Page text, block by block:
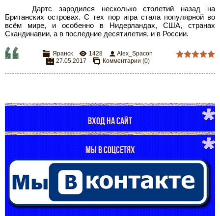
Дартс зародился несколько столетий назад на
Британских островах. С тех пор игра стала популярной во
всём мире, и особенно в Нидерландах, США, странах
Скандинавии, а в последние десятилетия, и в России.
Яранск 1428
Alex_Spacon
27.05.2017
Комментарии (0)
ВХОД НА САЙТ
МЫ В СОЦСЕТЯХ